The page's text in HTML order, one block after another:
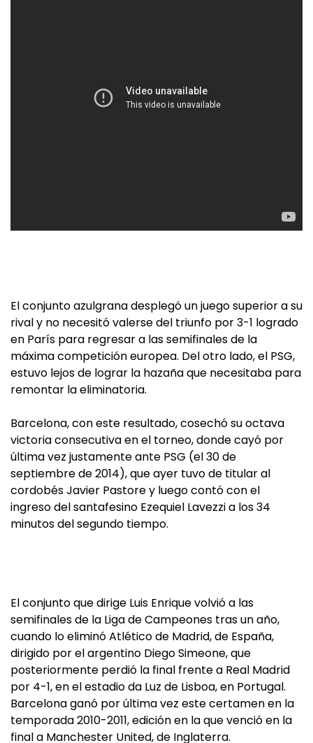
El conjunto azulgrana desplegó un juego superior a su
rival y no necesitó valerse del triunfo por 3-1 logrado
en París para regresar a las semifinales de la
máxima competición europea. Del otro lado, el PSG,
estuvo lejos de lograr la hazaña que necesitaba para
remontar la eliminatoria.
Barcelona, con este resultado, cosechó su octava
victoria consecutiva en el torneo, donde cayó por
última vez justamente ante PSG (el 30 de
septiembre de 2014), que ayer tuvo de titular al
cordobés Javier Pastore y luego contó con el
ingreso del santafesino Ezequiel Lavezzi a los 34
minutos del segundo tiempo.
El conjunto que dirige Luis Enrique volvió a las
semifinales de la Liga de Campeones tras un año,
cuando lo eliminó Atlético de Madrid, de España,
dirigido por el argentino Diego Simeone, que
posteriormente perdió la final frente a Real Madrid
por 4-1, en el estadio da Luz de Lisboa, en Portugal.
Barcelona ganó por última vez este certamen en la
temporada 2010-2011, edición en la que venció en la
final a Manchester United, de Inglaterra.